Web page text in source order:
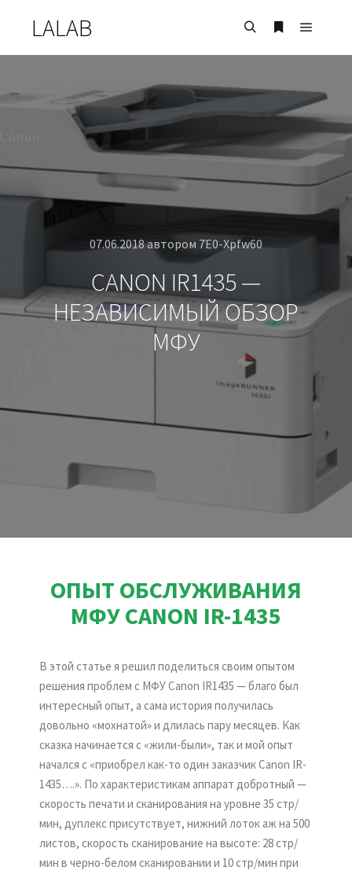
LALAB
07.06.2018автором 7E0-Xpfw60
CANON IR1435 —
НЕЗАВИСИМЫЙ ОБЗОР
МФУ
ОПЫТ ОБСЛУЖИВАНИЯ
МФУ CANON IR-1435
В этой статье я решил поделиться своим опытом
решения проблем с МФУ Canon IR1435 — благо был
интересный опыт, а сама история получилась
довольно «мохнатой» и длилась пару месяцев. Как
сказка начинается с «жили-были», так и мой опыт
начался с «приобрел как-то один заказчик Canon IR-
1435….». По характеристикам аппарат добротный —
скорость печати и сканирования на уровне 35 стр/
мин, дуплекс присутствует, нижний лоток аж на 500
листов, скорость сканирование на высоте: 28 стр/
мин в черно-белом сканировании и 10 стр/мин при